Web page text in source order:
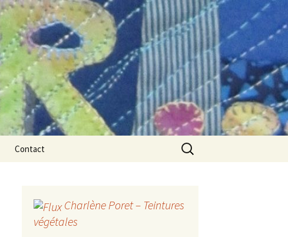
Contact
Rechercher :
Charlène Poret – Teintures
végétales